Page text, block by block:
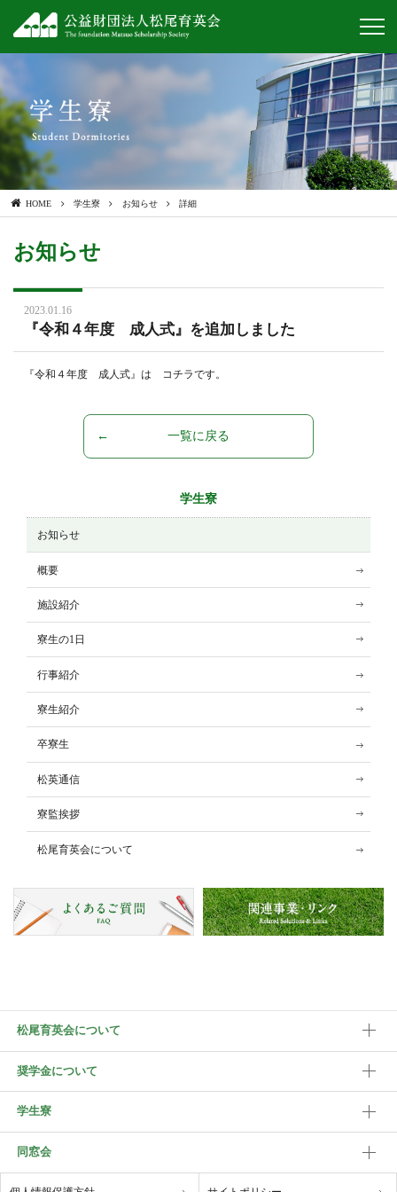
HOME 学生寮 お知らせ 詳細
お知らせ
2023.01.16
『令和４年度 成人式』を追加しました
『令和４年度 成人式』は コチラです。
一覧に戻る
学生寮
お知らせ
概要
施設紹介
寮生の1日
行事紹介
寮生紹介
卒寮生
松英通信
寮監挨拶
松尾育英会について
松尾育英会について
奨学金について
学生寮
同窓会